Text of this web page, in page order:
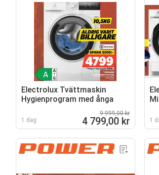
Electrolux Tvättmaskin
Hygienprogram med ånga
1 dag
9 999,00 kr
4 799,00 kr 1